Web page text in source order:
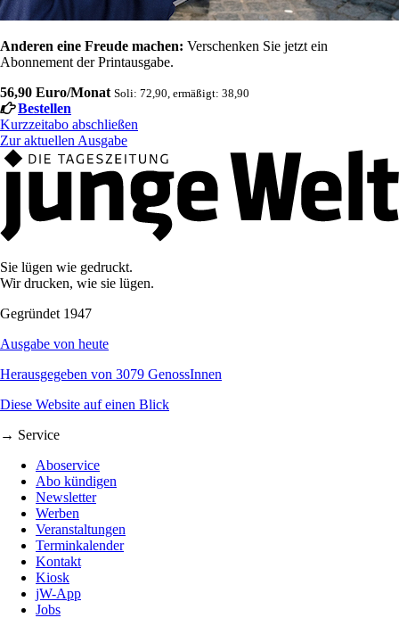
Anderen eine Freude machen: Verschenken Sie jetzt ein
Abonnement der Printausgabe.
56,90 Euro/Monat Soli: 72,90, ermäßigt: 38,90
Bestellen
Kurzzeitabo abschließen
Zur aktuellen Ausgabe
Sie lügen wie gedruckt.
Wir drucken, wie sie lügen.
Gegründet 1947
Ausgabe von heute
Herausgegeben von 3079 GenossInnen
Diese Website auf einen Blick
→ Service
Aboservice
Abo kündigen
Newsletter
Werben
Veranstaltungen
Terminkalender
Kontakt
Kiosk
jW-App
Jobs